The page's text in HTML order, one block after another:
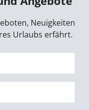
Neuigkeiten
Urlaubs erfährt.